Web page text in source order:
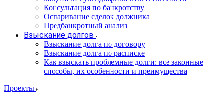
Консультация по банкротству
Оспаривание сделок должника
Предбанкротный анализ
Взыскание долгов
Взыскание долга по договору
Взыскание долга по расписке
Как взыскать проблемные долги: все законные
способы, их особенности и преимущества
Проекты